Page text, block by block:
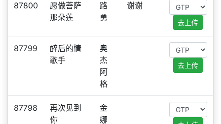
87800
愿做菩萨
那朵莲
路
勇
谢谢
去上传
87799
醉后的情
歌手
奥
杰
阿
格
去上传
87798
再次见到
你
金
娜